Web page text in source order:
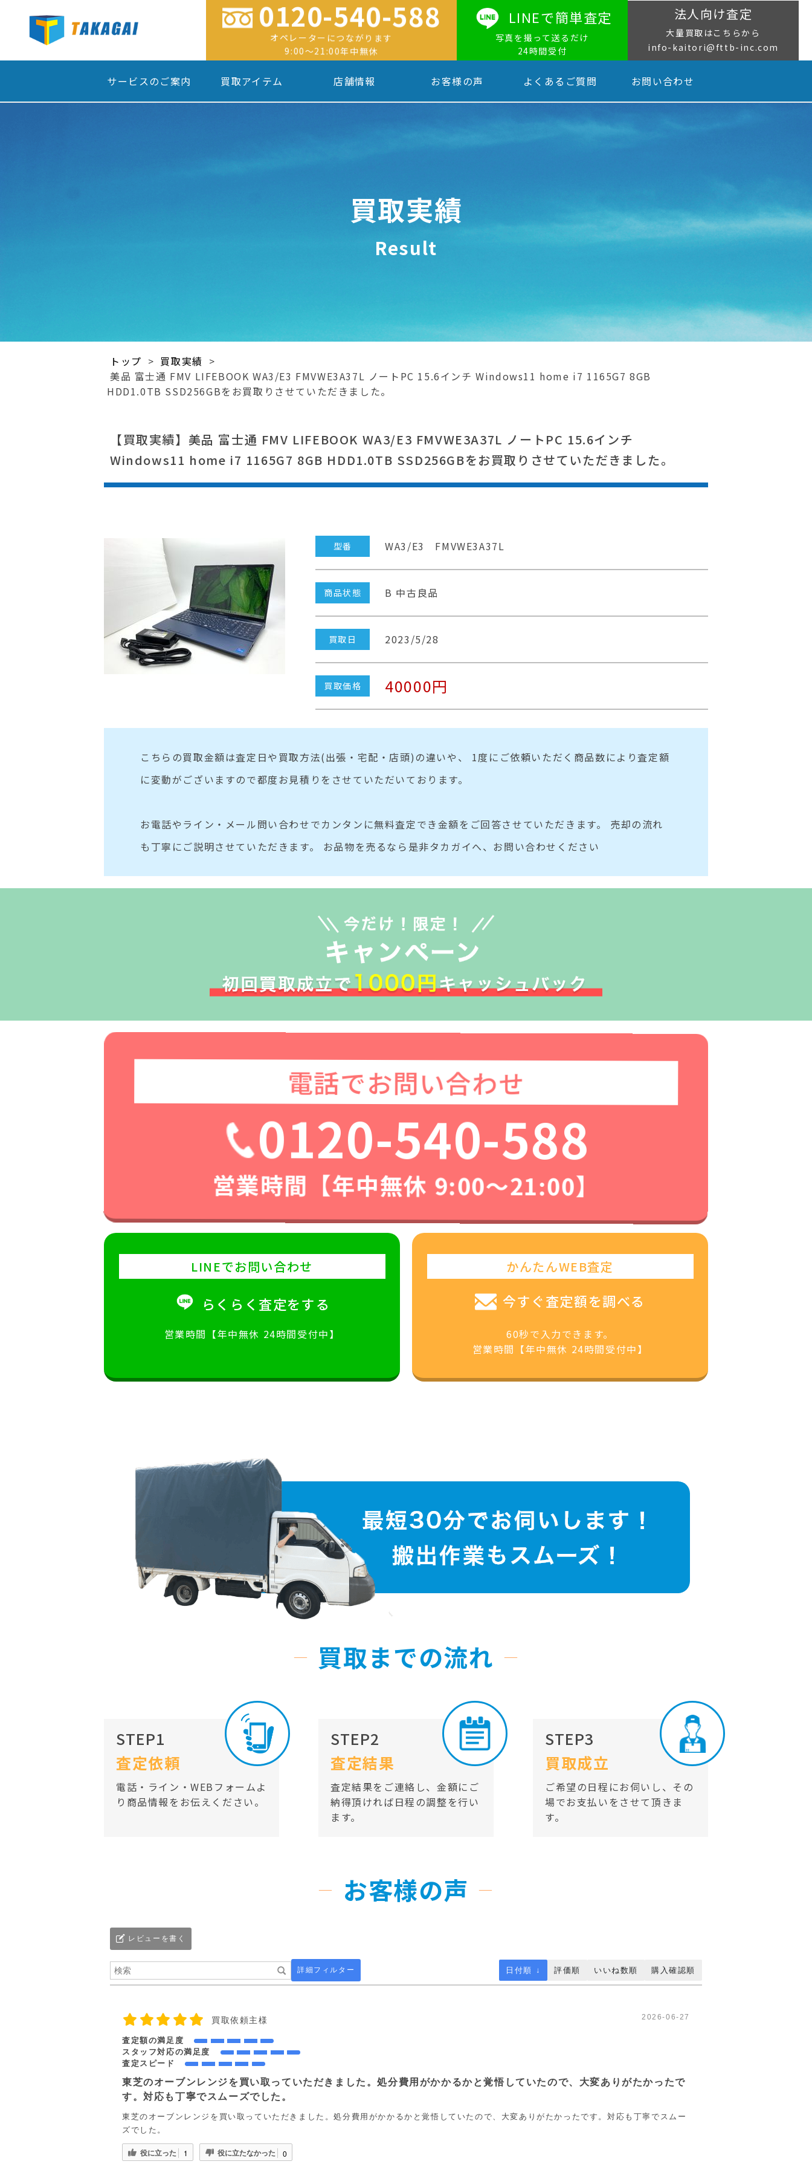
0120-540-588
オペレーターにつながります
9:00〜21:00年中無休
LINEで簡単査定
写真を撮って送るだけ
24時間受付
法人向け査定
大量買取はこちらから
info-kaitori@fttb-inc.com
サービスのご案内 買取アイテム 店舗情報 お客様の声 よくあるご質問 お問い合わせ
買取実績
Result
トップ > 買取実績 >
美品 富士通 FMV LIFEBOOK WA3/E3 FMVWE3A37L ノートPC 15.6インチ Windows11 home i7 1165G7 8GB
HDD1.0TB SSD256GBをお買取りさせていただきました。
【買取実績】美品 富士通 FMV LIFEBOOK WA3/E3 FMVWE3A37L ノートPC 15.6インチ
Windows11 home i7 1165G7 8GB HDD1.0TB SSD256GBをお買取りさせていただきました。
型番 WA3/E3 FMVWE3A37L
商品状態 B 中古良品
買取日 2023/5/28
買取価格 40000円
こちらの買取金額は査定日や買取方法(出張・宅配・店頭)の違いや、 1度にご依頼いただく商品数により査定額
に変動がございますので都度お見積りをさせていただいております。
お電話やライン・メール問い合わせでカンタンに無料査定でき金額をご回答させていただきます。 売却の流れ
も丁寧にご説明させていただきます。 お品物を売るなら是非タカガイへ、お問い合わせください
電話でお問い合わせ
0120-540-588
営業時間【年中無休 9:00〜21:00】
LINEでお問い合わせ
らくらく査定をする
営業時間【年中無休 24時間受付中】
かんたんWEB査定
今すぐ査定額を調べる
60秒で入力できます。
営業時間【年中無休 24時間受付中】
買取までの流れ
STEP1
査定依頼
電話・ライン・WEBフォームよ
り商品情報をお伝えください。
STEP2
査定結果
査定結果をご連絡し、金額にご
納得頂ければ日程の調整を行い
ます。
STEP3
買取成立
ご希望の日程にお伺いし、その
場でお支払いをさせて頂きま
す。
お客様の声
レビューを書く
詳細フィルター 日付順 ↓ 評価順 いいね数順 購入確認順
買取依頼主様 2026-06-27
査定額の満足度
スタッフ対応の満足度
査定スピード
東芝のオーブンレンジを買い取っていただきました。処分費用がかかるかと覚悟していたので、大変ありがたかったで
す。対応も丁寧でスムーズでした。
東芝のオーブンレンジを買い取っていただきました。処分費用がかかるかと覚悟していたので、大変ありがたかったです。対応も丁寧でスムー
ズでした。
役に立った 1 役に立たなかった 0